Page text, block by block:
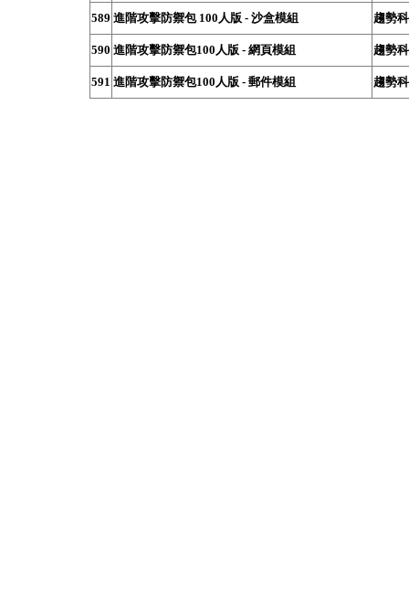
589 進階攻擊防禦包 100人版 - 沙盒模組 趨勢
590 進階攻擊防禦包100人版 - 網頁模組 趨勢
591 進階攻擊防禦包100人版 - 郵件模組 趨勢